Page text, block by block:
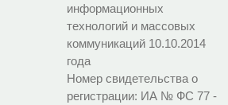
информационных
технологий и массовых
коммуникаций 10.10.2014
года
Номер свидетельства о
регистрации: ИА № ФС 77 -